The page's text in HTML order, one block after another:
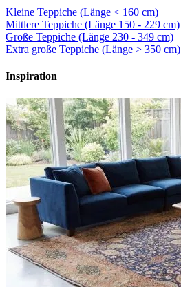
Kleine Teppiche (Länge < 160 cm)
Mittlere Teppiche (Länge 150 - 229 cm)
Große Teppiche (Länge 230 - 349 cm)
Extra große Teppiche (Länge > 350 cm)
Inspiration